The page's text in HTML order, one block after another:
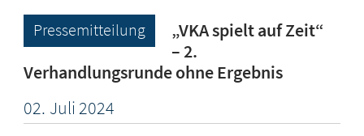
Pressemitteilung
„VKA spielt auf Zeit“
– 2.
Verhandlungsrunde ohne Ergebnis
02. Juli2024